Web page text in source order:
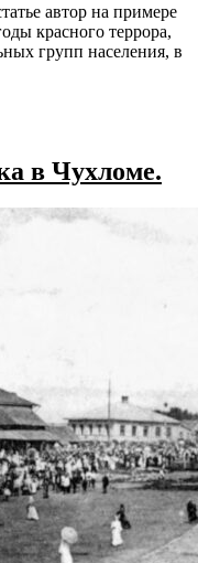
автор на примере
красного террора,
групп населения, в
в Чухломе.